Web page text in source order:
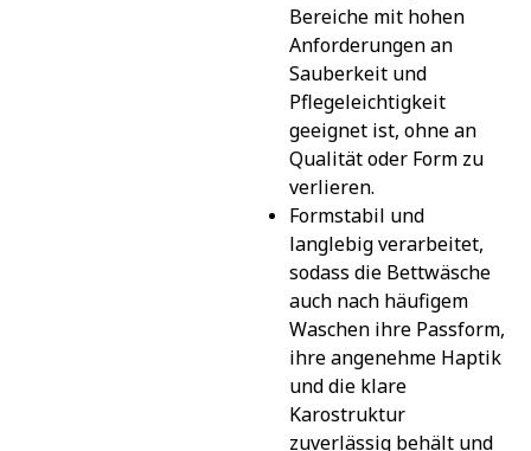
Bereiche mit hohen
Anforderungen an
Sauberkeit und
Pflegeleichtigkeit
geeignet ist, ohne an
Qualität oder Form zu
verlieren.
Formstabil und
langlebig verarbeitet,
sodass die Bettwäsche
auch nach häufigem
Waschen ihre Passform,
ihre angenehme Haptik
und die klare
Karostruktur
zuverlässig behält und